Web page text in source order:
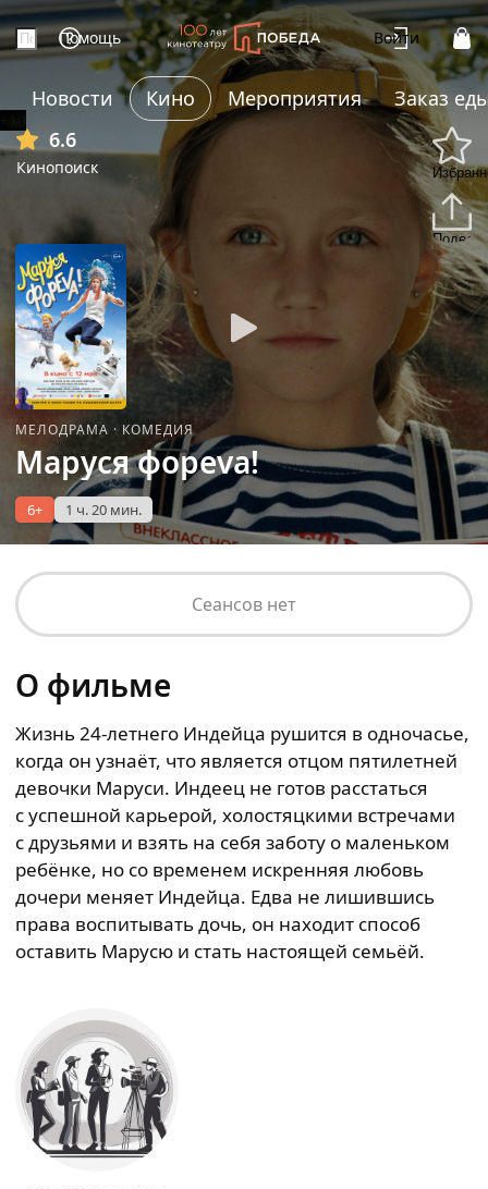
Помощь Войти
Новости Кино Мероприятия
Заказ
6.6
Кинопоиск
МЕЛОДРАМА · КОМЕДИЯ
Маруся фореva!
6+ 1 ч. 20 мин.
Сеансов нет
О фильме
Жизнь 24-летнего Индейца рушится в одночасье,
когда он узнаёт, что является отцом пятилетней
девочки Маруси. Индеец не готов расстаться
с успешной карьерой, холостяцкими встречами
с друзьями и взять на себя заботу о маленьком
ребёнке, но со временем искренняя любовь
дочери меняет Индейца. Едва не лишившись
права воспитывать дочь, он находит способ
оставить Марусю и стать настоящей семьёй.